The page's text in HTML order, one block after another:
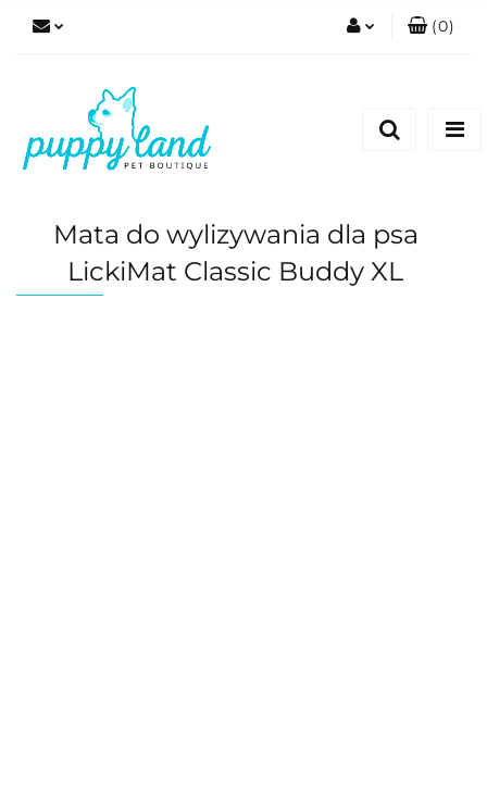
(0)
Mata do wylizywania dla psa
LickiMat Classic Buddy XL